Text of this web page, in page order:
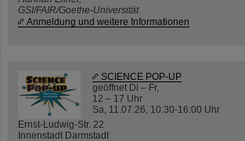
GSI/FAIR/Goethe-Universität
Anmeldung und weitere Informationen
SCIENCE POP-UP
geöffnet Di – Fr,
12 – 17 Uhr
Sa, 11.07.26, 10:30-16:00 Uhr
Ernst-Ludwig-Str. 22
Innenstadt Darmstadt